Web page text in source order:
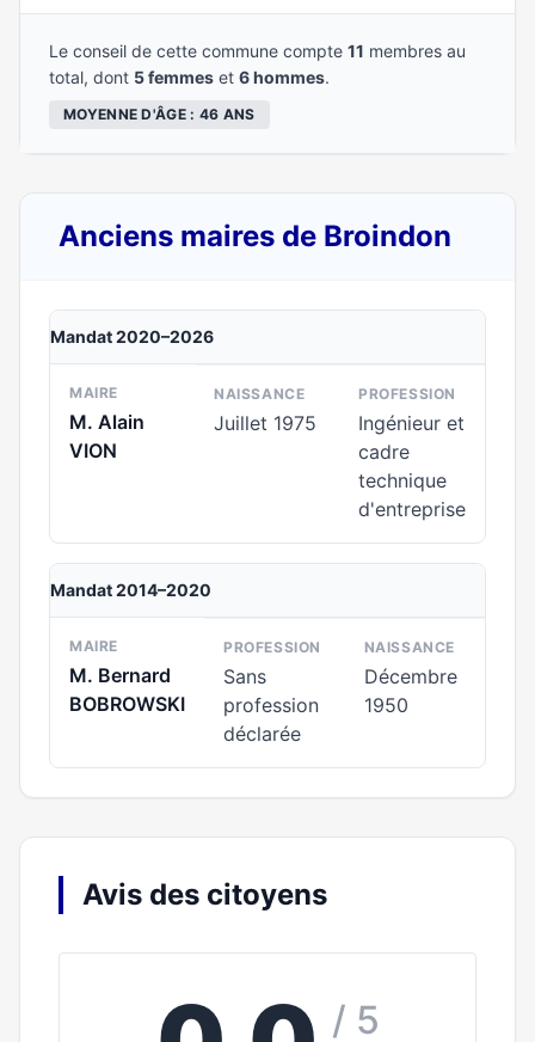
Le conseil de cette commune compte 11 membres au
total, dont 5 femmes et 6 hommes.
MOYENNE D'ÂGE : 46 ANS
Anciens maires de Broindon
Mandat 2020–2026
MAIRE
M. Alain
VION
NAISSANCE
Juillet 1975
PROFESSION
Ingénieur et
cadre
technique
d'entreprise
Mandat 2014–2020
MAIRE
M. Bernard
BOBROWSKI
PROFESSION
Sans
profession
déclarée
NAISSANCE
Décembre
1950
Avis des citoyens
/ 5